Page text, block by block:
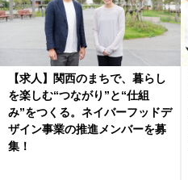
【求人】関西のまちで、暮らし
を楽しむ“つながり”と“仕組
み”をつくる。ネイバーフッドデ
ザイン事業の推進メンバーを募
集！